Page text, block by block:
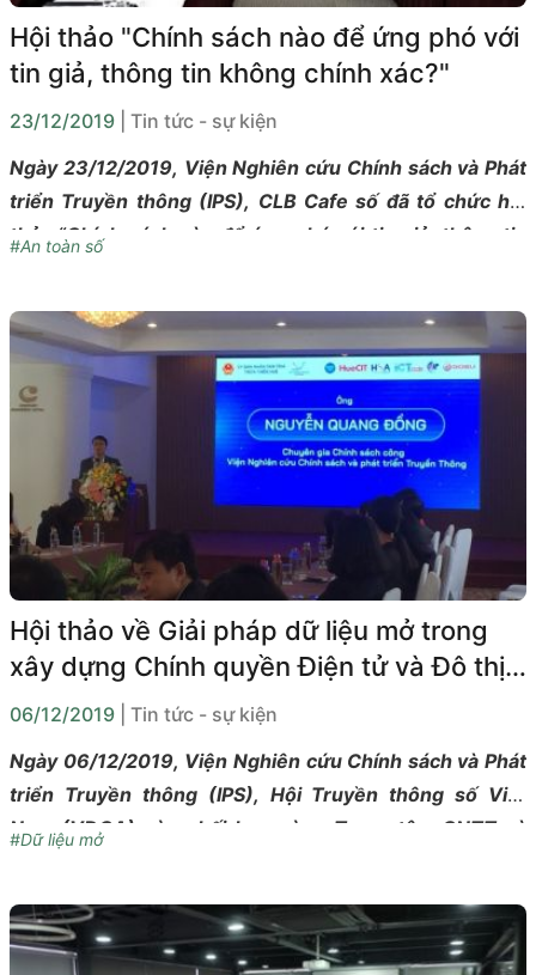
Hội thảo "Chính sách nào để ứng phó với
tin giả, thông tin không chính xác?"
23/12/2019
| Tin tức - sự kiện
Ngày 23/12/2019, Viện Nghiên cứu Chính sách và Phát
triển Truyền thông (IPS), CLB Cafe số đã tổ chức hội
thảo “Chính sách nào để ứng phó với tin giả, thông tin
thông.
#An toàn số
Hội thảo về Giải pháp dữ liệu mở trong
xây dựng Chính quyền Điện tử và Đô thị
Thông minh
06/12/2019
| Tin tức - sự kiện
Ngày 06/12/2019, Viện Nghiên cứu Chính sách và Phát
triển Truyền thông (IPS), Hội Truyền thông số Việt
Nam (VDCA) vừa phối hợp cùng Trung tâm CNTT và
Chính quyền Điện tử và Đô thị Thông minh.
#Dữ liệu mở